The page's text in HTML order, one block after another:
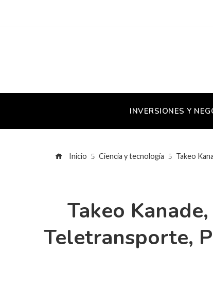
INVERSIONES Y
Inicio Ciencia y tecnología Takeo
Takeo
Teletransporte,